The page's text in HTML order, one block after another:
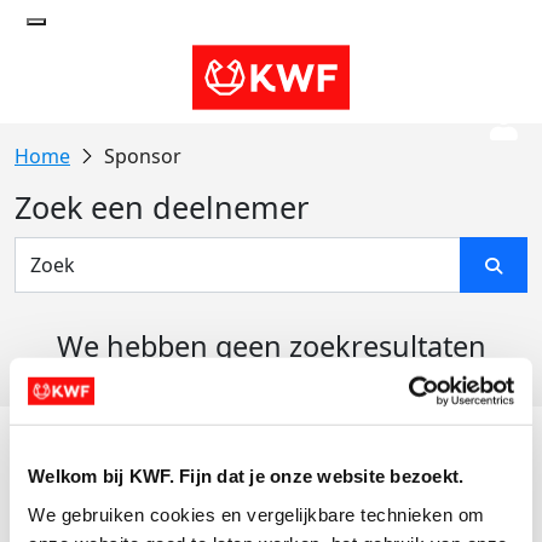
Welkom bij KWF. Fijn dat je onze website bezoekt.
We gebruiken cookies en vergelijkbare technieken om
Sponsor
Zoek een deelnemer
We hebben geen zoekresultaten
Actiematerialen
Evenementen